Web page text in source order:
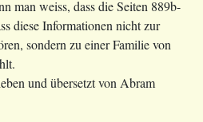
man weiss, dass die Seiten 889b-
diese Informationen nicht zur
sondern zu einer Familie von
und übersetzt von Abram